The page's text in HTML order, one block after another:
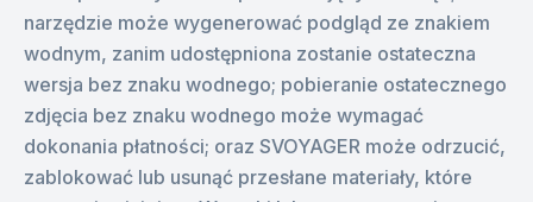
narzędzie może wygenerować podgląd ze znakiem
wodnym, zanim udostępniona zostanie ostateczna
wersja bez znaku wodnego; pobieranie ostatecznego
zdjęcia bez znaku wodnego może wymagać
dokonania płatności; oraz SVOYAGER może odrzucić,
zablokować lub usunąć przesłane materiały, które